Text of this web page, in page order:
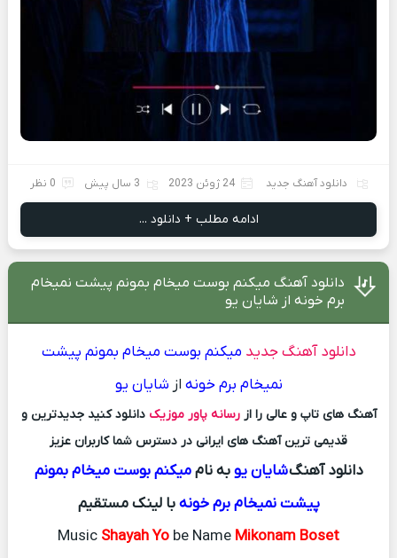
دانلود آهنگ جدید 24 ژوئن 2023 3 سال پیش 0 نظر
ادامه مطلب + دانلود ...
دانلود آهنگ میکنم بوست میخام بمونم پیشت نمیخام
برم خونه از شایان یو
دانلود آهنگ جدید میکنم بوست میخام بمونم پیشت
نمیخام برم خونه از شایان یو
آهنگ های تاپ و عالی را ازرسانه پاور موزیک دانلود کنید جدیدترین و
قدیمی ترین آهنگ های ایرانی در دسترس شما کاربران عزیز
دانلود آهنگشایان یوبه ناممیکنم بوست میخام بمونم
پیشت نمیخام برم خونهبا لینک مستقیم
Music Shayah Yo be Name Mikonam Boset